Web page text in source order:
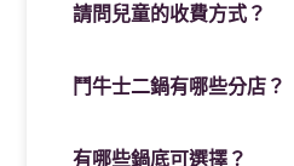
---
請問兒童的收費方式？
鬥牛士二鍋有哪些分店？
有哪些鍋底可選擇？